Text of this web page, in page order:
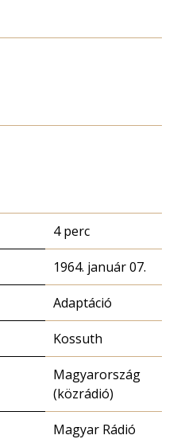
4 perc
1964. január 07.
Adaptáció
Kossuth
Magyarország
(közrádió)
Magyar Rádió